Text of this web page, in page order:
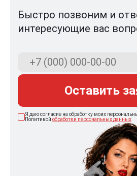
Быстро позвоним и
интересующие вас
Оставить
Я даю согласие на обработку моих
Политикой обработки персональных данных